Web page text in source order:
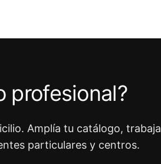
profesional?
Amplía tu catálogo, trabaja
particulares y centros.